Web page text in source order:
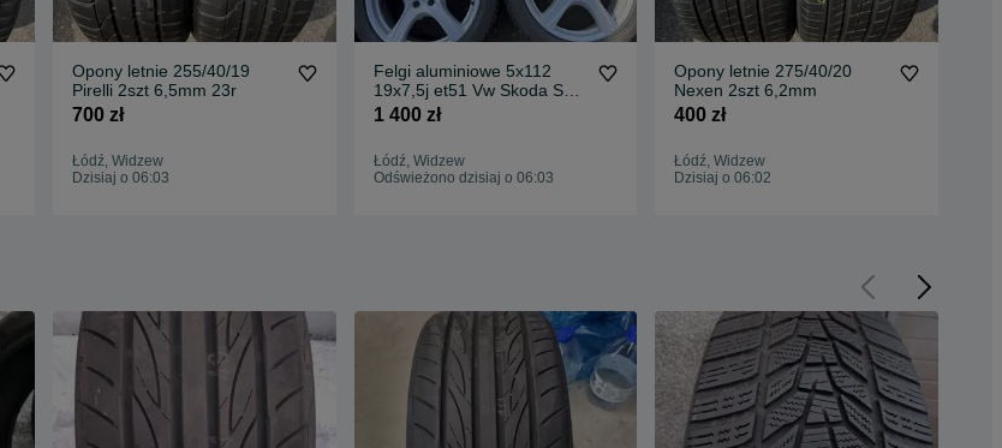
Opony letnie 255/40/19
Pirelli 2szt 6,5mm 23r
700 zł
Łódź, Widzew
Dzisiaj o 06:03
Felgi aluminiowe 5x112
19x7,5j et51 Vw Skoda Seat
Audi
1 400 zł
Łódź, Widzew
Odświeżono dzisiaj o 06:03
Opony letnie 275/40/20
Nexen 2szt 6,2mm
400 zł
Łódź, Widzew
Dzisiaj o 06:02